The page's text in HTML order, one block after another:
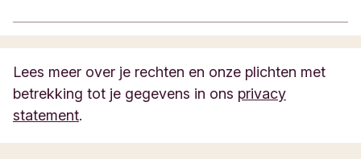
Lees meer over je rechten en onze plichten met
betrekking tot je gegevens in ons privacy
statement.